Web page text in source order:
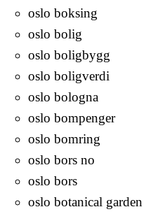
oslo boksing
oslo bolig
oslo boligbygg
oslo boligverdi
oslo bologna
oslo bompenger
oslo bomring
oslo bors no
oslo bors
oslo botanical garden